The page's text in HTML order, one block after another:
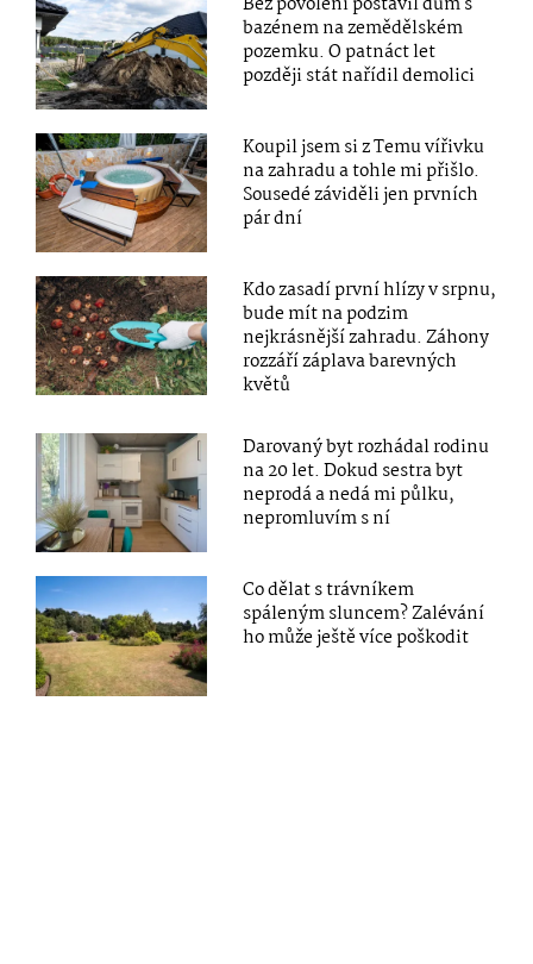
bazénem na zemědělském
pozemku. O patnáct let
později stát nařídil demolici
Koupil jsem si z Temu vířivku
na zahradu a tohle mi přišlo.
Sousedé záviděli jen prvních
pár dní
Kdo zasadí první hlízy v srpnu,
bude mít na podzim
nejkrásnější zahradu. Záhony
rozzáří záplava barevných
květů
Darovaný byt rozhádal rodinu
na 20 let. Dokud sestra byt
neprodá a nedá mi půlku,
nepromluvím s ní
Co dělat s trávníkem
spáleným sluncem? Zalévání
ho může ještě více poškodit